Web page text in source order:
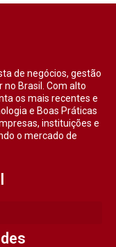
de negócios, gestão
Brasil. Com alto
os mais recentes e
e Boas Práticas
instituições e
o mercado de